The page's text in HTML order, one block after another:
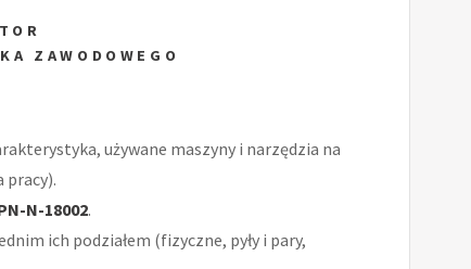
ZAWODOWEGO
używane maszyny i narzędzia na
pracy).
N-18002.
ich podziałem (fizyczne, pyły i pary,